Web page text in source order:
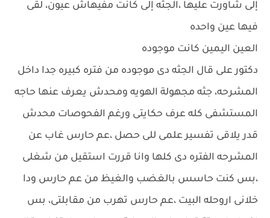
إلى شاورت عليها ،الجثه إلى كانت مفيهاش عيون، لقى
فيها عين واحده
العين اليمين كانت موجوده
دكتور على قال الجثه دى موجوده من فتره كبيره جدا داخل
المشرحه، جثه مجهولة الهويه ومحدش يعرف عنها حاجه
المستشفى كله عرف حكايتى ورغم الفحوصات محدش
قدر يلاقى تفسير علمى للى حصل ،عم حارس غاب عن
المشرحه الفتره دى كلها وانا قررت استقيل من شغلى
،بس كنت حاسس بالغضب والغيظ من عم حارس ودا
خلانى اروحله البيت ،عم حارس تهرب من مقابلتى، بس